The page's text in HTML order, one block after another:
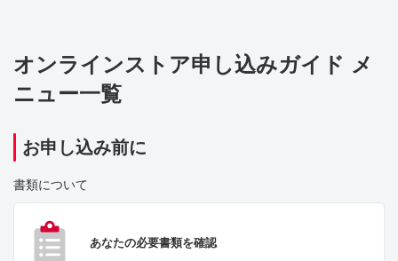
オンラインストア申し込みガイド メ
ニュー一覧
お申し込み前に
書類について
あなたの必要書類を確認